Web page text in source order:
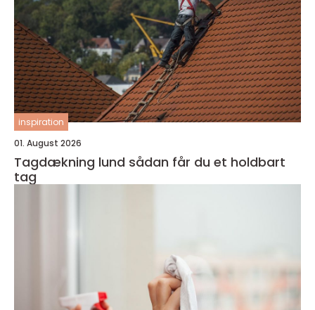
inspiration
01. August 2026
Tagdækning lund sådan får du et holdbart
tag